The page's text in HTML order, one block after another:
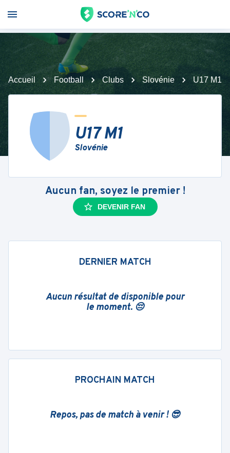
Accueil Football Clubs Slovénie U17 M1
U17 M1
Slovénie
Aucun fan, soyez le premier !
DEVENIR FAN
DERNIER MATCH
Aucun résultat de disponible pour
le moment. 😔
PROCHAIN MATCH
Repos, pas de match à venir ! 😎